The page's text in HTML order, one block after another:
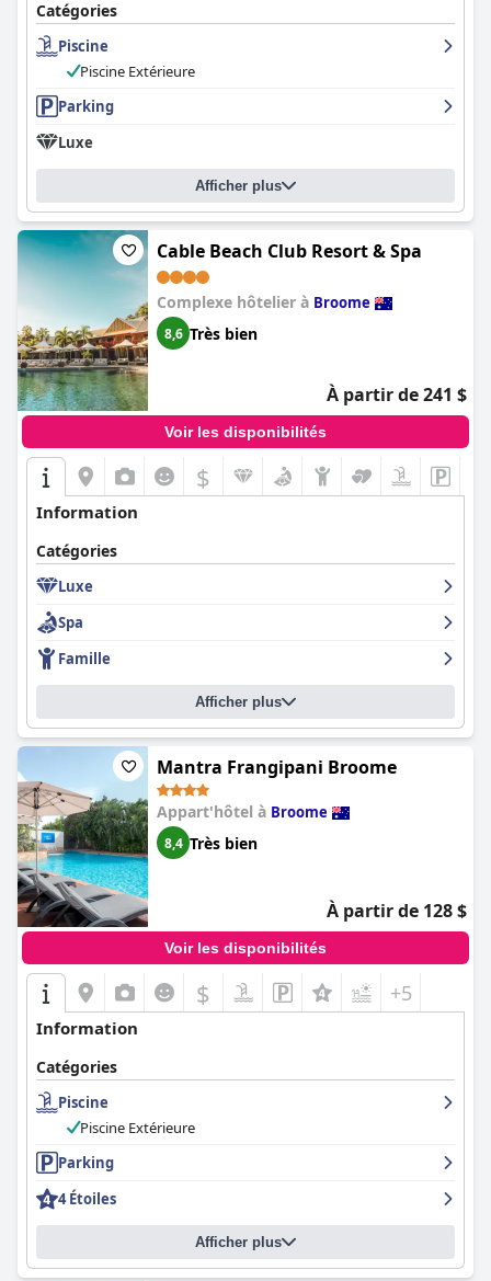
Catégories
Piscine
Piscine Extérieure
Parking
Luxe
Afficher plus
Cable Beach Club Resort & Spa
Complexe hôtelier à Broome
8,6 Très bien
À partir de 241 $
Voir les disponibilités
$
Information
Catégories
Luxe
Spa
Famille
Afficher plus
Mantra Frangipani Broome
Appart'hôtel à Broome
8,4 Très bien
À partir de 128 $
Voir les disponibilités
$ +5
Information
Catégories
Piscine
Piscine Extérieure
Parking
4 Étoiles
Afficher plus